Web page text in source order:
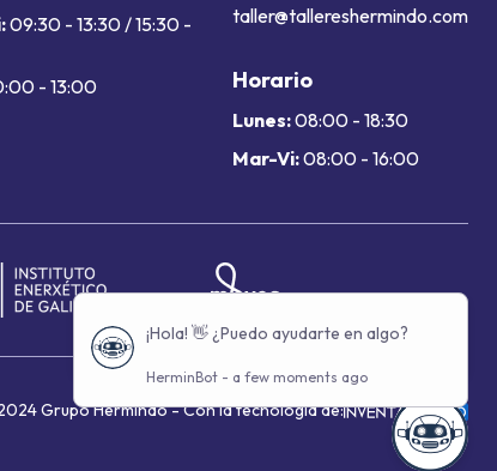
09:30 - 13:30 / 15:30 -
- 13:00
taller@tallereshermindo.com
Horario
Lunes:08:00 - 18:30
Mar-Vi:08:00 - 16:00
Grupo Hermindo - Con la tecnología de: